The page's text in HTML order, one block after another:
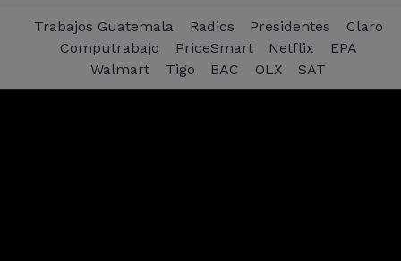
Trabajos Guatemala Radios Presidentes
Claro
Computrabajo
PriceSmart Netflix
EPA
Walmart
Tigo BAC OLX SAT